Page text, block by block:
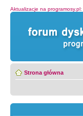
Aktualizacje na programosy.pl:
Strona główna